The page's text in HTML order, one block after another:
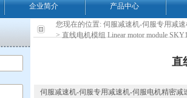
企业简介 产品中心
您现在的位置: 伺服减速机-伺服专用减
> 直线电机模组 Linear motor module
直
伺服减速机-伺服专用减速机-伺服电机精密减